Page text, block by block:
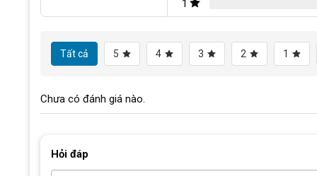
Xe đạp địa hình MTB Calli M350 26 Inch gây ấn tượng và
và hiệu quả sử dụng.
Mẫu xe đạp thể thaonày phối màu hiện đại với các màu
1
Tất cả 5 4 3 2 1
Chưa có đánh giá nào.
Hỏi đáp